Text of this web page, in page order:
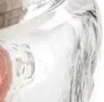
umpioimiseen, säilöntään
Lasipurkeissa saattaa
ne sitten kylmään.
jääkaapissa, hillosokerista